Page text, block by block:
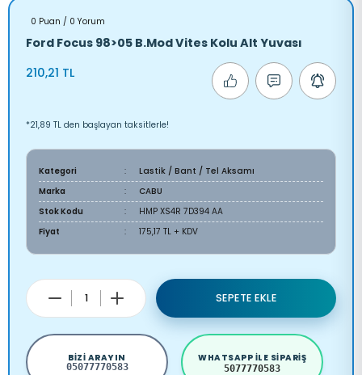
0 Puan / 0 Yorum
Ford Focus 98>05 B.Mod Vites Kolu Alt Yuvası
210,21 TL
*21,89 TL den başlayan taksitlerle!
Kategori
Lastik / Bant / Tel Aksamı
Marka
CABU
Stok Kodu
HMP XS4R 7D394 AA
Fiyat
175,17 TL + KDV
SEPETE EKLE
BIZI ARAYIN
05077770583
WHATSAPP ILE SIPARIŞ
5077770583